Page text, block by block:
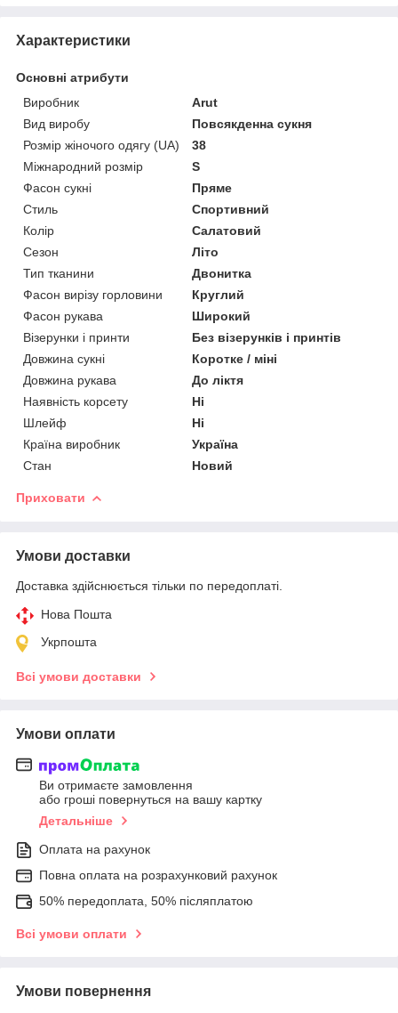
Характеристики
Основні атрибути
Виробник
Arut
Вид виробу
Повсякденна сукня
Розмір жіночого одягу (UA)
38
Міжнародний розмір
S
Фасон сукні
Пряме
Стиль
Спортивний
Колір
Салатовий
Сезон
Літо
Тип тканини
Двонитка
Фасон вирізу горловини
Круглий
Фасон рукава
Широкий
Візерунки і принти
Без візерунків і принтів
Довжина сукні
Коротке / міні
Довжина рукава
До ліктя
Наявність корсету
Ні
Шлейф
Ні
Країна виробник
Україна
Стан
Новий
Приховати
Умови доставки
Доставка здійснюється тільки по передоплаті.
Нова Пошта
Укрпошта
Всі умови доставки
Умови оплати
Ви отримаєте замовлення
або гроші повернуться на вашу картку
Детальніше
Оплата на рахунок
Повна оплата на розрахунковий рахунок
50% передоплата, 50% післяплатою
Всі умови оплати
Умови повернення